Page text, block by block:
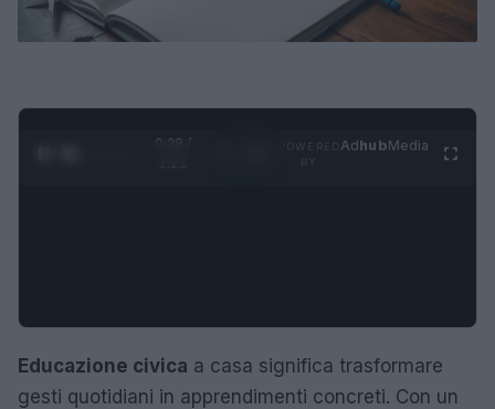
0:30 /
AdhubMedia
Educazione civica a casa significa trasformare
gesti quotidiani in apprendimenti concreti. Con un